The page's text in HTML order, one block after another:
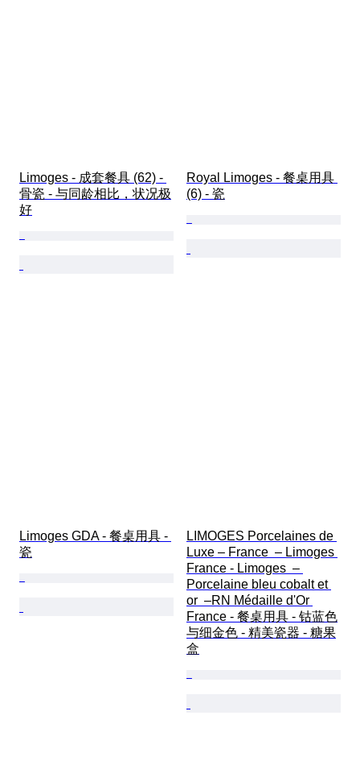
Limoges - 成套餐具 (62) -
骨瓷 - 与同龄相比，状况极
好
Royal Limoges - 餐桌用具
(6) - 瓷
Limoges GDA - 餐桌用具 -
瓷
LIMOGES Porcelaines de
Luxe – France  – Limoges
France - Limoges  –
Porcelaine bleu cobalt et
or  –RN Médaille d'Or
France - 餐桌用具 - 钴蓝色
与细金色 - 精美瓷器 - 糖果
盒